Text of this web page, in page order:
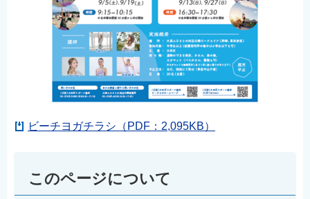
ビーチヨガチラシ（PDF：2,095KB）
このページについて